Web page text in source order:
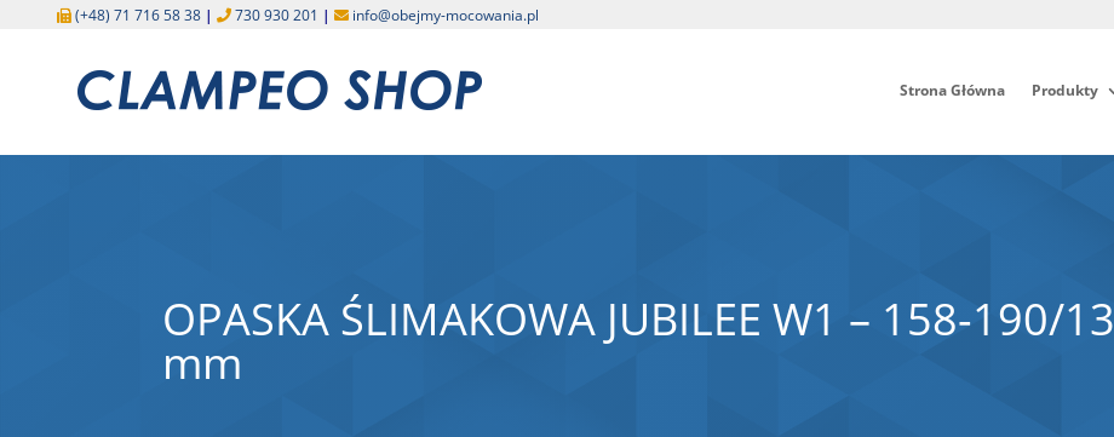
(+48) 71 716 58 38 | 730 930 201 | info@obejmy-mocowania.pl
Strona Główna Produkty
OPASKA ŚLIMAKOWA JUBILEE W1 – 158-190/13
mm